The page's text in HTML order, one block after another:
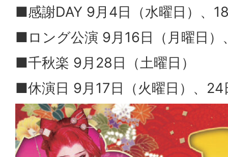
■感謝DAY 9月4日（水曜日）、
■ロング公演 9月16日（月曜日）
■千秋楽 9月28日（土曜日）
■休演日 9月17日（火曜日）、24